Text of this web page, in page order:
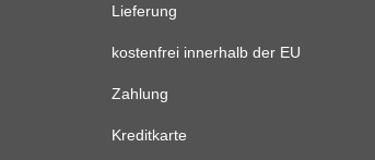
Lieferung
kostenfrei innerhalb der EU
Zahlung
Kreditkarte